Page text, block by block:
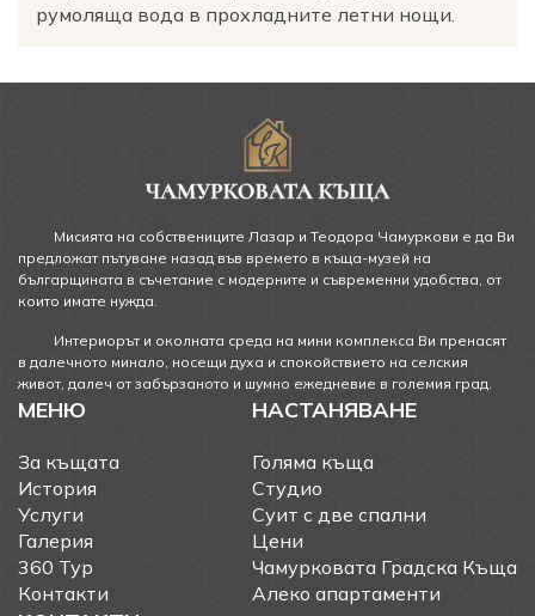
румоляща вода в прохладните летни нощи.
Мисията на собствениците Лазар и Теодора Чамуркови е да Ви
предложат пътуване назад във времето в къща-музей на
българщината в съчетание с модерните и съвременни удобства, от
които имате нужда.
Интериорът и околната среда на мини комплекса Ви пренасят
в далечното минало, носещи духа и спокойствието на селския
живот, далеч от забързаното и шумно ежедневие в големия град.
МЕНЮ
За къщата
История
Услуги
Галерия
360 Тур
Контакти
НАСТАНЯВАНЕ
Голяма къща
Студио
Суит с две спални
Цени
Чамурковата Градска Къща
Алеко апартаменти